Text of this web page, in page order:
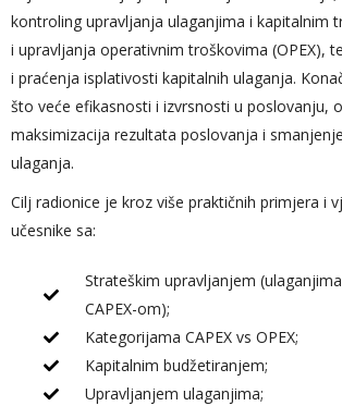
kontroling upravljanja ulaganjima i kapitalnim
i upravljanja operativnim troškovima (OPEX),
i praćenja isplativosti kapitalnih ulaganja.
što veće efikasnosti i izvrsnosti u poslovanju,
maksimizacija rezultata poslovanja i
ulaganja.
Cilj radionice je kroz više praktičnih primjera i
učesnike sa:
Strateškim upravljanjem
CAPEX-om);
Kategorijama CAPEX vs OPEX;
Kapitalnim budžetiranjem;
Upravljanjem ulaganjima;